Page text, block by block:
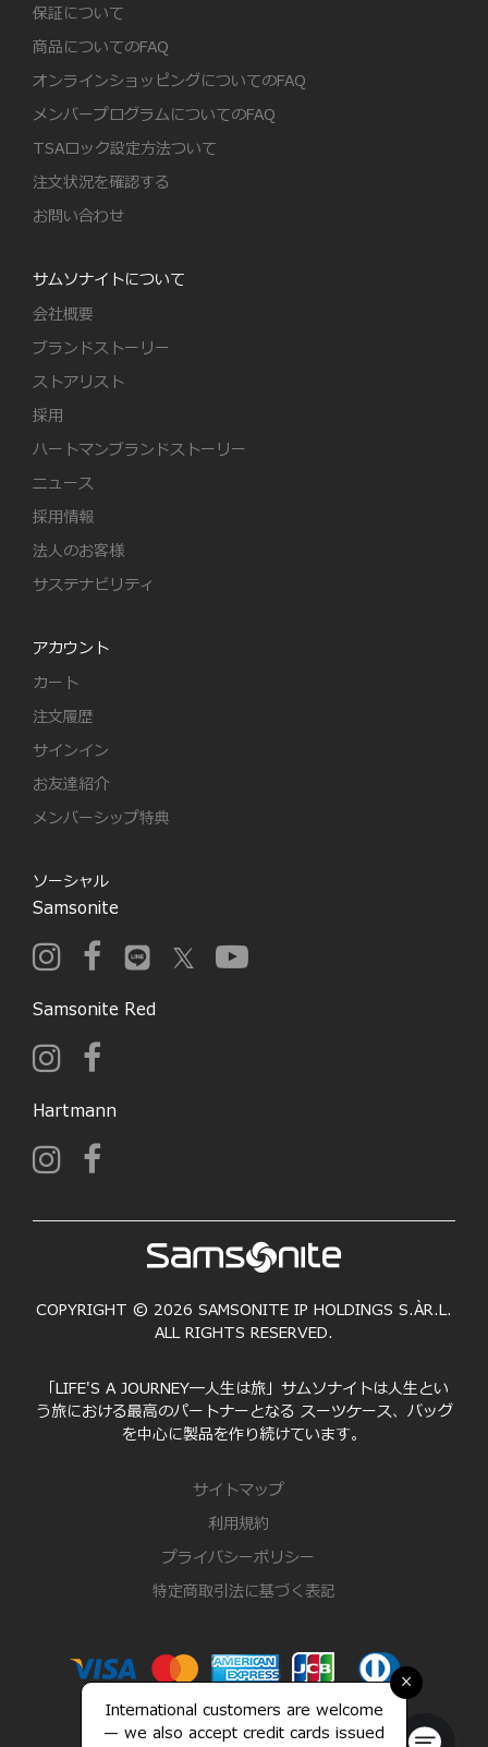
×
International customers are welcome
— we also accept credit cards issued
保証について
商品についてのFAQ
オンラインショッピングについてのFAQ
メンバープログラムについてのFAQ
TSAロック設定方法ついて
注文状況を確認する
お問い合わせ
サムソナイトについて
会社概要
ブランドストーリー
ストアリスト
採用
ハートマンブランドストーリー
ニュース
採用情報
法人のお客様
サステナビリティ
アカウント
カート
注文履歴
サインイン
お友達紹介
メンバーシップ特典
ソーシャル
Samsonite
Samsonite Red
Hartmann
COPYRIGHT © 2026 SAMSONITE IP HOLDINGS S.ÀR.L.
ALL RIGHTS RESERVED.
「LIFE'S A JOURNEY―人生は旅」サムソナイトは人生とい
う旅における最高のパートナーとなる スーツケース、バッグ
を中心に製品を作り続けています。
サイトマップ
利用規約
プライバシーポリシー
特定商取引法に基づく表記